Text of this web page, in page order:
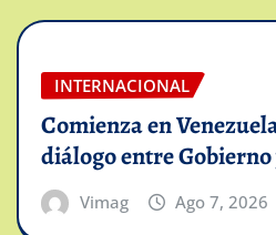
INTERNACIONAL
Comienza en
diálogo entre
Vimag Ago 7, 2026